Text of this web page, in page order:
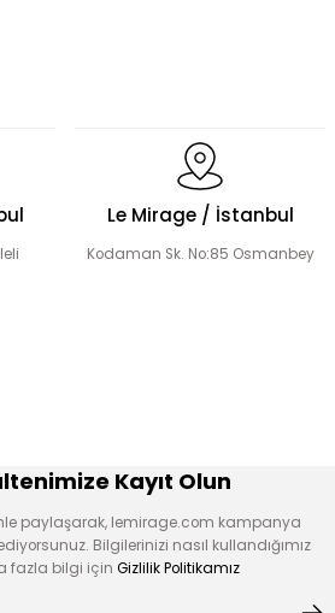
Le Mirage / İstanbul
Kodaman Sk. No:85 Osmanbey
Kayıt Olun
paylaşarak, lemirage.com kampanya
Bilgilerinizi nasıl kullandığımız
fazla bilgi için Gizlilik Politikamız